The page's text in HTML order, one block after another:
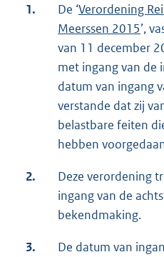
1.
De ‘Verordening
Meerssen 2015’,
van 11 december
met ingang van de
datum van ingang
verstande dat zij
belastbare feiten
hebben
2.
Deze verordening
ingang van de
bekendmaking.
3.
De datum van